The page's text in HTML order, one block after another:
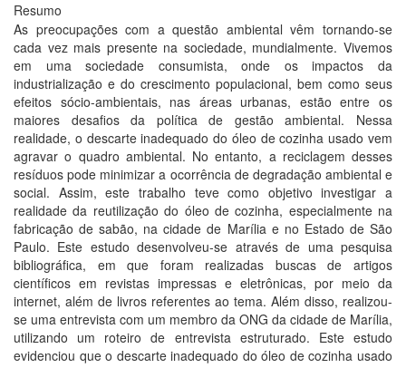
Resumo
As preocupações com a questão ambiental vêm tornando-se
cada vez mais presente na sociedade, mundialmente. Vivemos
em uma sociedade consumista, onde os impactos da
industrialização e do crescimento populacional, bem como seus
efeitos sócio-ambientais, nas áreas urbanas, estão entre os
maiores desafios da política de gestão ambiental. Nessa
realidade, o descarte inadequado do óleo de cozinha usado vem
agravar o quadro ambiental. No entanto, a reciclagem desses
resíduos pode minimizar a ocorrência de degradação ambiental e
social. Assim, este trabalho teve como objetivo investigar a
realidade da reutilização do óleo de cozinha, especialmente na
fabricação de sabão, na cidade de Marília e no Estado de São
Paulo. Este estudo desenvolveu-se através de uma pesquisa
bibliográfica, em que foram realizadas buscas de artigos
científicos em revistas impressas e eletrônicas, por meio da
internet, além de livros referentes ao tema. Além disso, realizou-
se uma entrevista com um membro da ONG da cidade de Marília,
utilizando um roteiro de entrevista estruturado. Este estudo
evidenciou que o descarte inadequado do óleo de cozinha usado